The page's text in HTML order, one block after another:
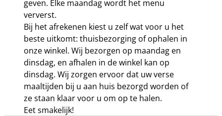
geven. Elke maandag wordt het menu
ververst.
Bij het afrekenen kiest u zelf wat voor u het
beste uitkomt: thuisbezorging of ophalen in
onze winkel. Wij bezorgen op maandag en
dinsdag, en afhalen in de winkel kan op
dinsdag. Wij zorgen ervoor dat uw verse
maaltijden bij u aan huis bezorgd worden of
ze staan klaar voor u om op te halen.
Eet smakelijk!